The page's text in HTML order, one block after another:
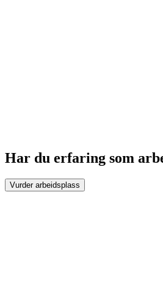
Har du erfaring som
Vurder arbeidsplass